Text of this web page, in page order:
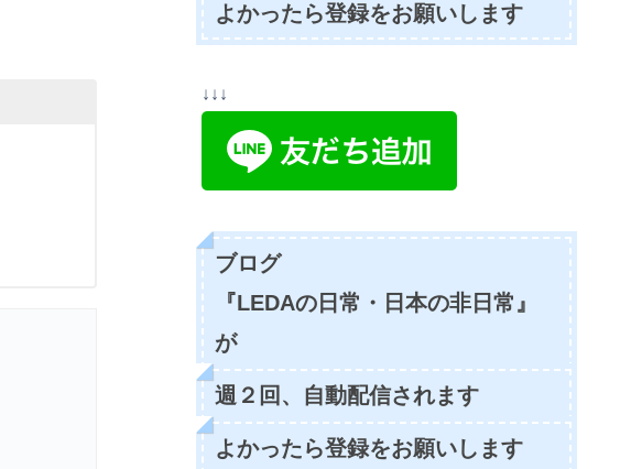
よかったら登録をお願いします
↓↓↓
ブログ
『LEDAの日常・日本の非日常』
が
週２回、自動配信されます
よかったら登録をお願いします